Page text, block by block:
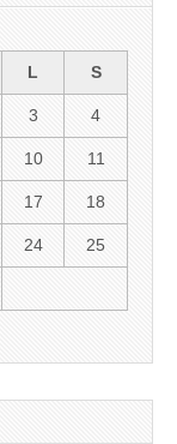
L S
3 4
10 11
17 18
24 25